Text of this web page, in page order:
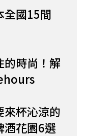
全國15間
的時尚！解
來杯沁涼的
酒花園6選